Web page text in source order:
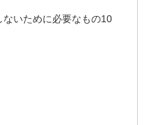
いために必要なもの10